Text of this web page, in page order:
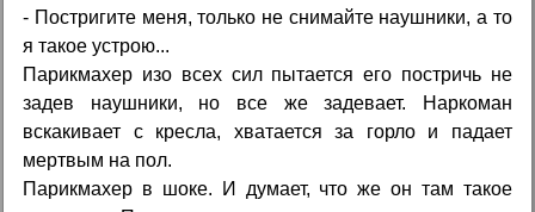
- Постригите меня, только не снимайте наушники, а то
я такое устрою...
Парикмахер изо всех сил пытается его постричь не
задев наушники, но все же задевает. Наркоман
вскакивает с кресла, хватается за горло и падает
мертвым на пол.
Парикмахер в шоке. И думает, что же он там такое